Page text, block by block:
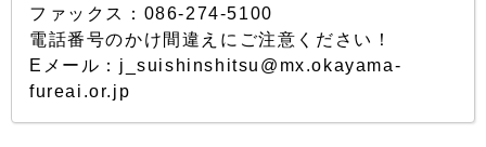
ファックス：086-274-5100
電話番号のかけ間違えにご注意ください！
Eメール：j_suishinshitsu@mx.okayama-
fureai.or.jp